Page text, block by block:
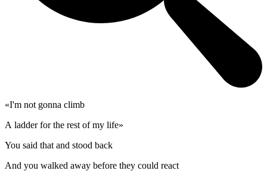
«I'm not gonna climb
A ladder for the rest of my life»
You said that and stood back
And you walked away before they could react